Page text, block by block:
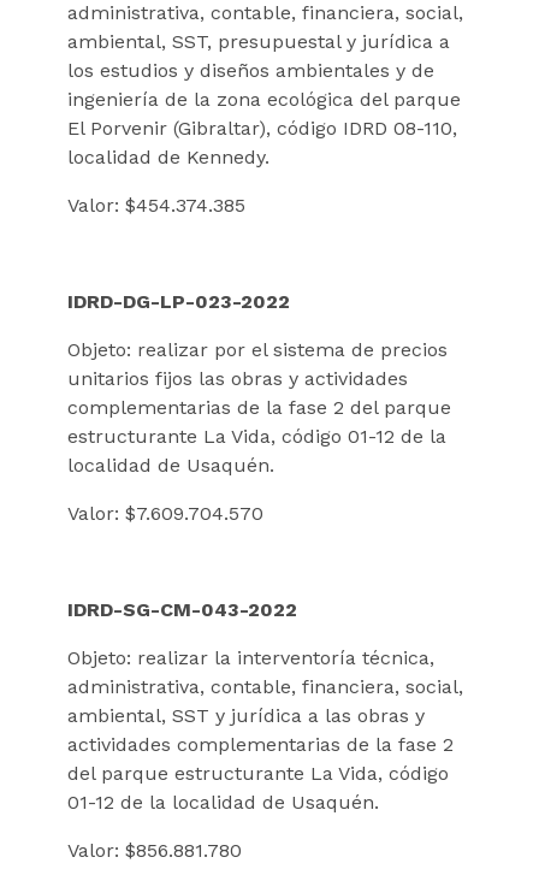
administrativa, contable, financiera, social,
ambiental, SST, presupuestal y jurídica a
los estudios y diseños ambientales y de
ingeniería de la zona ecológica del parque
El Porvenir (Gibraltar), código IDRD 08-110,
localidad de Kennedy.
Valor: $454.374.385
IDRD-DG-LP-023-2022
Objeto: realizar por el sistema de precios
unitarios fijos las obras y actividades
complementarias de la fase 2 del parque
estructurante La Vida, código 01-12 de la
localidad de Usaquén.
Valor: $7.609.704.570
IDRD-SG-CM-043-2022
Objeto: realizar la interventoría técnica,
administrativa, contable, financiera, social,
ambiental, SST y jurídica a las obras y
actividades complementarias de la fase 2
del parque estructurante La Vida, código
01-12 de la localidad de Usaquén.
Valor: $856.881.780